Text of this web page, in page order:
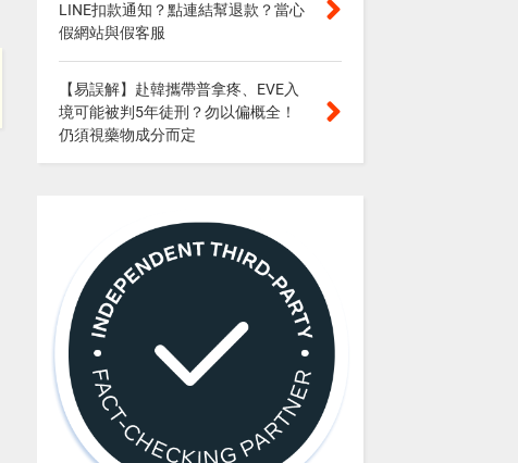
LINE扣款通知？點連結幫退款？當心
假網站與假客服
【易誤解】赴韓攜帶普拿疼、EVE入
境可能被判5年徒刑？勿以偏概全！
仍須視藥物成分而定